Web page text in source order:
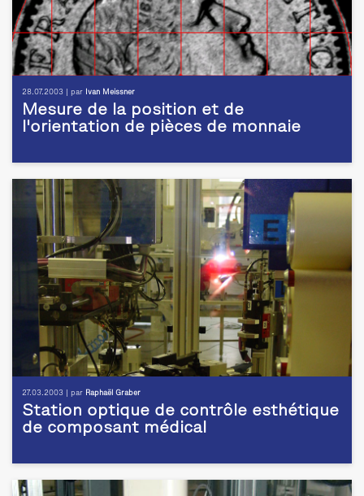
28.07.2003 | par Ivan Meissner
Mesure de la position et de
l'orientation de pièces de monnaie
27.03.2003 | par Raphaël Graber
Station optique de contrôle esthétique
de composant médical